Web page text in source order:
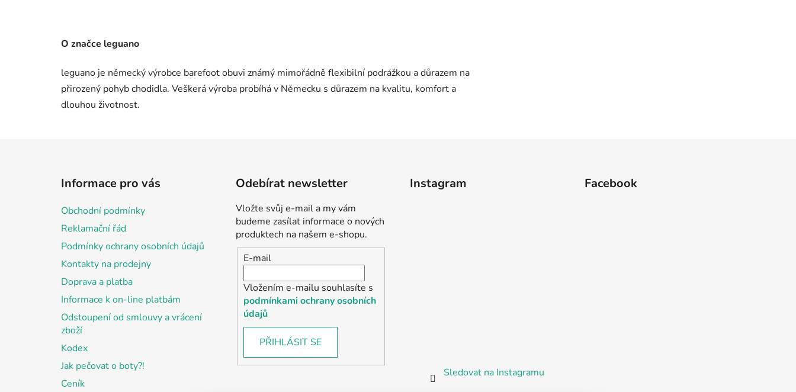
O značce leguano
leguano je německý výrobce barefoot obuvi známý mimořádně flexibilní podrážkou a důrazem na
přirozený pohyb chodidla. Veškerá výroba probíhá v Německu s důrazem na kvalitu, komfort a
dlouhou životnost.
Informace pro vás
Obchodní podmínky
Reklamační řád
Podmínky ochrany osobních údajů
Kontakty na prodejny
Doprava a platba
Informace k on-line platbám
Odstoupení od smlouvy a vrácení
zboží
Kodex
Jak pečovat o boty?!
Ceník
Odebírat newsletter
Vložte svůj e-mail a my vám
budeme zasílat informace o nových
produktech na našem e-shopu.
E-mail
Vložením e-mailu souhlasíte s
podmínkami ochrany osobních
údajů
PŘIHLÁSIT SE
Instagram
Sledovat na Instagramu
Facebook